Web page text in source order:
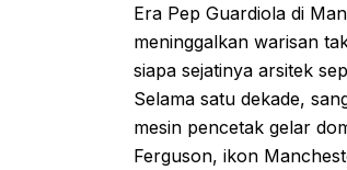
Era Pep Guardiola di
meninggalkan warisan
siapa sejatinya arsitek
Selama satu dekade,
mesin pencetak gelar
Ferguson, ikon